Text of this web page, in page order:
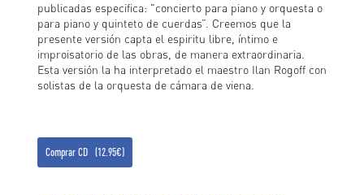
publicadas especifica: "concierto para piano y orquesta o
para piano y quinteto de cuerdas”. Creemos que la
presente versión capta el espiritu libre, íntimo e
improisatorio de las obras, de manera extraordinaria.
Esta versión la ha interpretado el maestro Ilan Rogoff con
solistas de la orquesta de cámara de viena.
Comprar CD (12.95€)